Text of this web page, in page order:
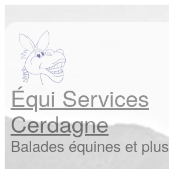
Équi Services
Cerdagne
Balades équines et plus